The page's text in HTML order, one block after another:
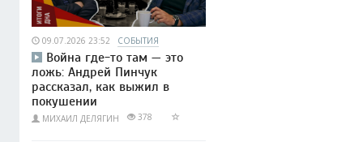
09.07.2026 23:52 СОБЫТИЯ
Война где-то там — это
ложь: Андрей Пинчук
рассказал, как выжил в
покушении
МИХАИЛ ДЕЛЯГИН 378